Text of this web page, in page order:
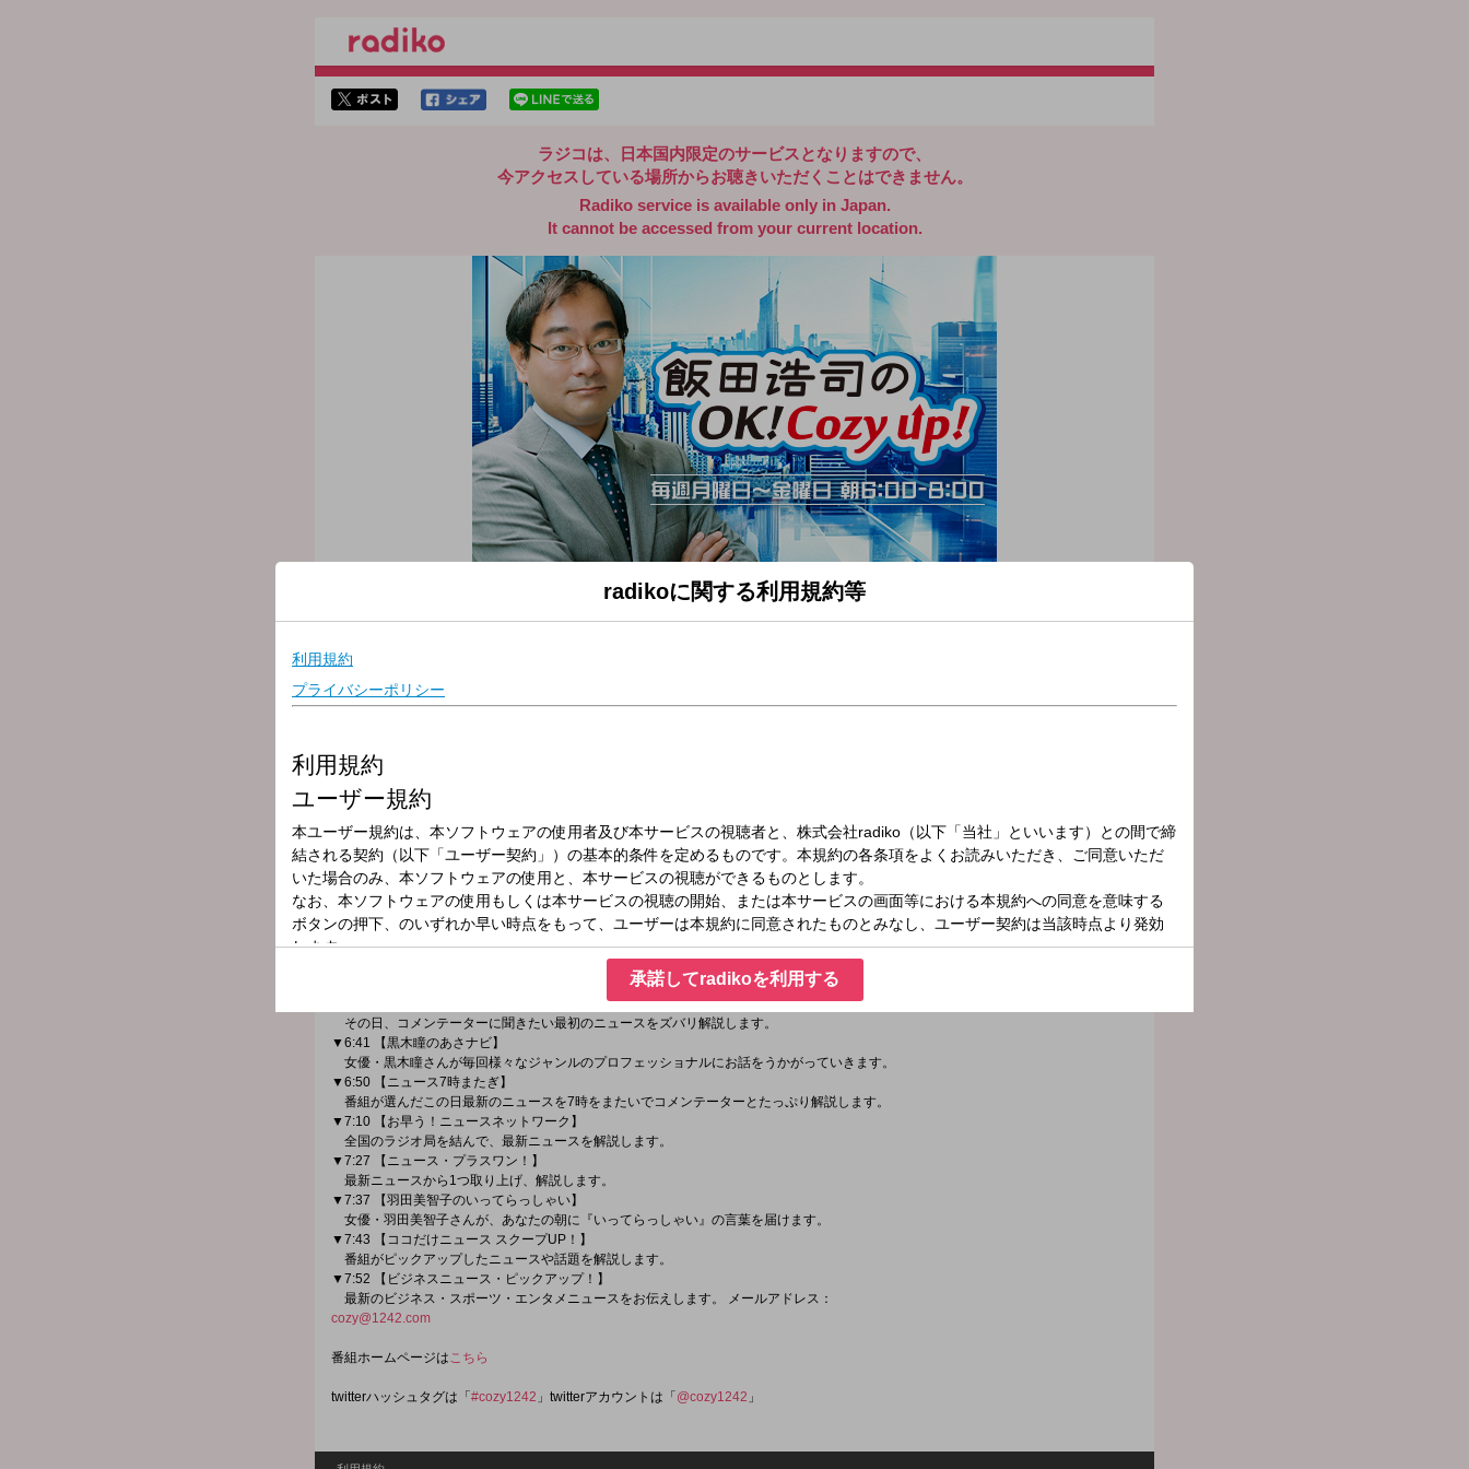
ラジコは、日本国内限定のサービスとなりますので、
今アクセスしている場所からお聴きいただくことはできません。
Radiko service is available only in Japan.
It cannot be accessed from your current location.
放送局
放送時間
番組名
飯田浩司のOK! Cozy up! Part2
ニュースにどんな背景があり、私たちの生活にどんな影響があるのか？多彩なコメンテーターやゲストと共に、考えていきます。
----
○パーソナリティ：飯田浩司（ニッポン放送アナウンサー）
○アシスタント：新行市佳（ニッポン放送アナウンサー）
○コメンテーター：飯田泰之（明治大学教授、経済学者）
▼6:00 【オープニング・ニュース】
朝一番のニュースをお伝えします。
▼6:12 【モーニング ライフ UP！】
医師が週替わりで登場。健康に関する疑問や予防法、症状、治療法などを聞きます。
その日、コメンテーターに聞きたい最初のニュースをズバリ解説します。
▼6:41 【黒木瞳のあさナビ】
女優・黒木瞳さんが毎回様々なジャンルのプロフェッショナルにお話をうかがっていきます。
▼6:50 【ニュース7時またぎ】
番組が選んだこの日最新のニュースを7時をまたいでコメンテーターとたっぷり解説します。
▼7:10 【お早う！ニュースネットワーク】
全国のラジオ局を結んで、最新ニュースを解説します。
▼7:27 【ニュース・プラスワン！】
最新ニュースから1つ取り上げ、解説します。
▼7:37 【羽田美智子のいってらっしゃい】
女優・羽田美智子さんが、あなたの朝に『いってらっしゃい』の言葉を届けます。
▼7:43 【ココだけニュース スクープUP！】
番組がピックアップしたニュースや話題を解説します。
▼7:52 【ビジネスニュース・ピックアップ！】
最新のビジネス・スポーツ・エンタメニュースをお伝えします。 メールアドレス：
cozy@1242.com
番組ホームページはこちら
twitterハッシュタグは「 #cozy1242 」twitterアカウントは「 @cozy1242 」
radikoに関する利用規約等
承諾してradikoを利用する